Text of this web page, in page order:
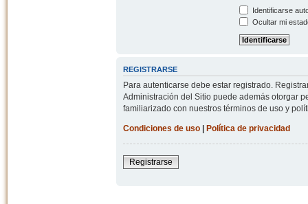
Identificarse
Ocultar mi
REGISTRARSE
Para autenticarse debe estar registrado.
Administración del Sitio puede además otorgar
familiarizado con nuestros términos de uso y
Condiciones de uso| Política de privacidad
Registrarse